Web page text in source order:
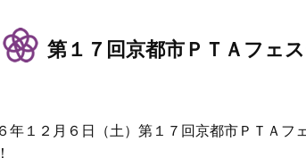
第１７回京都市ＰＴＡフェ
１２月６日（土）第１７回京都市ＰＴＡフ